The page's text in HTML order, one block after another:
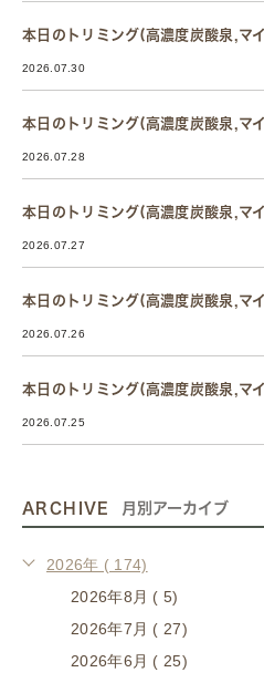
本日のトリミング(高濃度炭酸泉,マ
2026.07.30
本日のトリミング(高濃度炭酸泉,マ
2026.07.28
本日のトリミング(高濃度炭酸泉,マ
2026.07.27
本日のトリミング(高濃度炭酸泉,マ
2026.07.26
本日のトリミング(高濃度炭酸泉,マ
2026.07.25
ARCHIVE 月別アーカイブ
2026年 ( 174)
2026年8月 ( 5)
2026年7月 ( 27)
2026年6月 ( 25)